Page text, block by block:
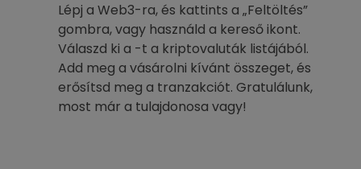
Lépj a Web3-ra, és kattints a „Feltöltés”
gombra, vagy használd a kereső ikont.
Válaszd ki a -t a kriptovaluták listájából.
Add meg a vásárolni kívánt összeget, és
erősítsd meg a tranzakciót. Gratulálunk,
most már a tulajdonosa vagy!